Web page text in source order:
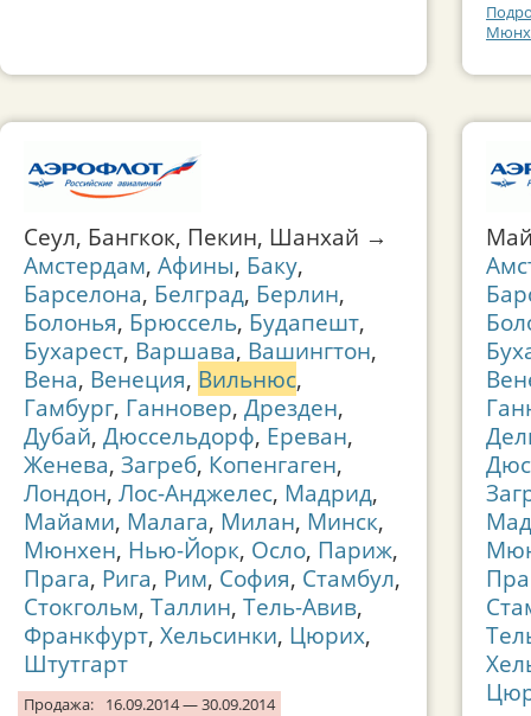
Сеул, Бангкок, Пекин, Шанхай →
Амстердам, Афины, Баку,
Барселона, Белград, Берлин,
Болонья, Брюссель, Будапешт,
Бухарест, Варшава, Вашингтон,
Вена, Венеция, Вильнюс,
Гамбург, Ганновер, Дрезден,
Дубай, Дюссельдорф, Ереван,
Женева, Загреб, Копенгаген,
Лондон, Лос-Анджелес, Мадрид,
Майами, Малага, Милан, Минск,
Мюнхен, Нью-Йорк, Осло, Париж,
Прага, Рига, Рим, София, Стамбул,
Стокгольм, Таллин, Тель-Авив,
Франкфурт, Хельсинки, Цюрих,
Штутгарт
Продажа:
16.09.2014 — 30.09.2014